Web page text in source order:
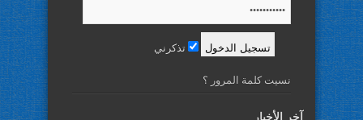
تذكرني
نسيت كلمة المرور ؟
آخر الأخبار